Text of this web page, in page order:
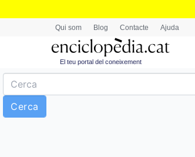
Qui som Blog Contacte Ajuda
El teu portal del coneixement